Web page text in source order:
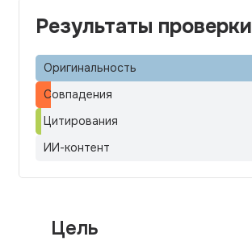
Результаты проверки
Оригинальность
Совпадения
Цитирования
ИИ-контент
Цель